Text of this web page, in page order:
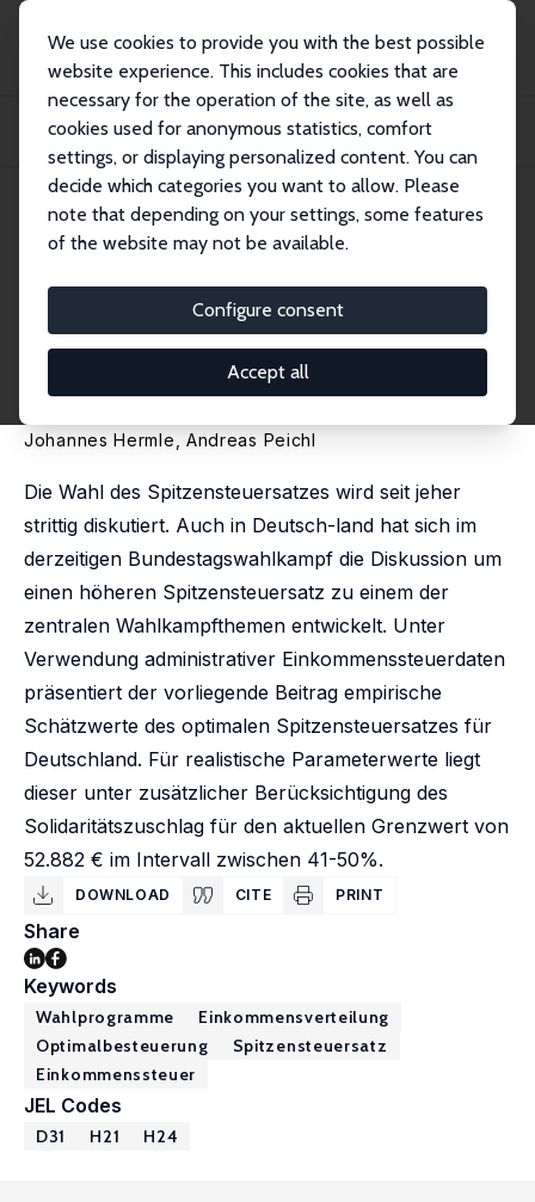
We use cookies to provide you with the best possible
website experience. This includes cookies that are
necessary for the operation of the site, as well as
cookies used for anonymous statistics, comfort
settings, or displaying personalized content. You can
decide which categories you want to allow. Please
note that depending on your settings, some features
of the website may not be available.
Configure consent
Accept all
Publications
IZA Standpunkte
Ist die Antwort wirklich 42? Die Frage nach dem optimalen Spitzensteuersatz
IZA Standpunkt Nr. 60
September 2013
Frage nach dem optimalen
Spitzensteuersatz für
Deutschland
Johannes Hermle Andreas Peichl
Die Wahl des Spitzensteuersatzes wird seit jeher
strittig diskutiert. Auch in Deutsch-land hat sich im
derzeitigen Bundestagswahlkampf die Diskussion um
einen höheren Spitzensteuersatz zu einem der
zentralen Wahlkampfthemen entwickelt. Unter
Verwendung administrativer Einkommenssteuerdaten
präsentiert der vorliegende Beitrag empirische
Schätzwerte des optimalen Spitzensteuersatzes für
Deutschland. Für realistische Parameterwerte liegt
dieser unter zusätzlicher Berücksichtigung des
Solidaritätszuschlag für den aktuellen Grenzwert von
52.882 € im Intervall zwischen 41-50%.
DOWNLOAD CITE PRINT
Share
Keywords
Wahlprogramme
Einkommensverteilung
Optimalbesteuerung
Spitzensteuersatz
Einkommenssteuer
JEL Codes
D31 H21 H24